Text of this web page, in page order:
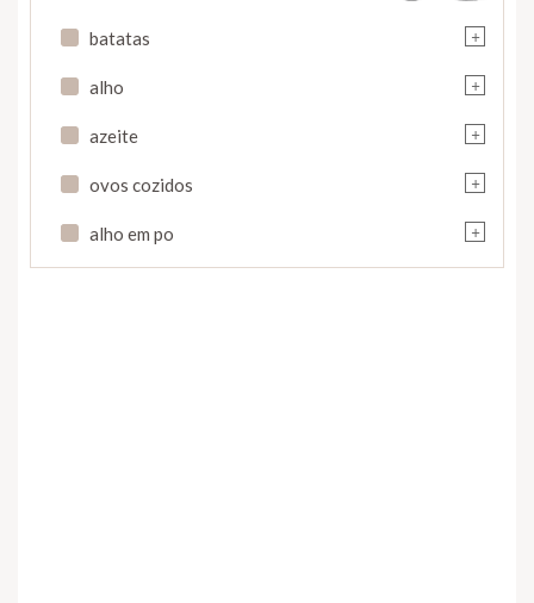
+
batatas
+
alho
+
azeite
+
ovos cozidos
+
alho em po